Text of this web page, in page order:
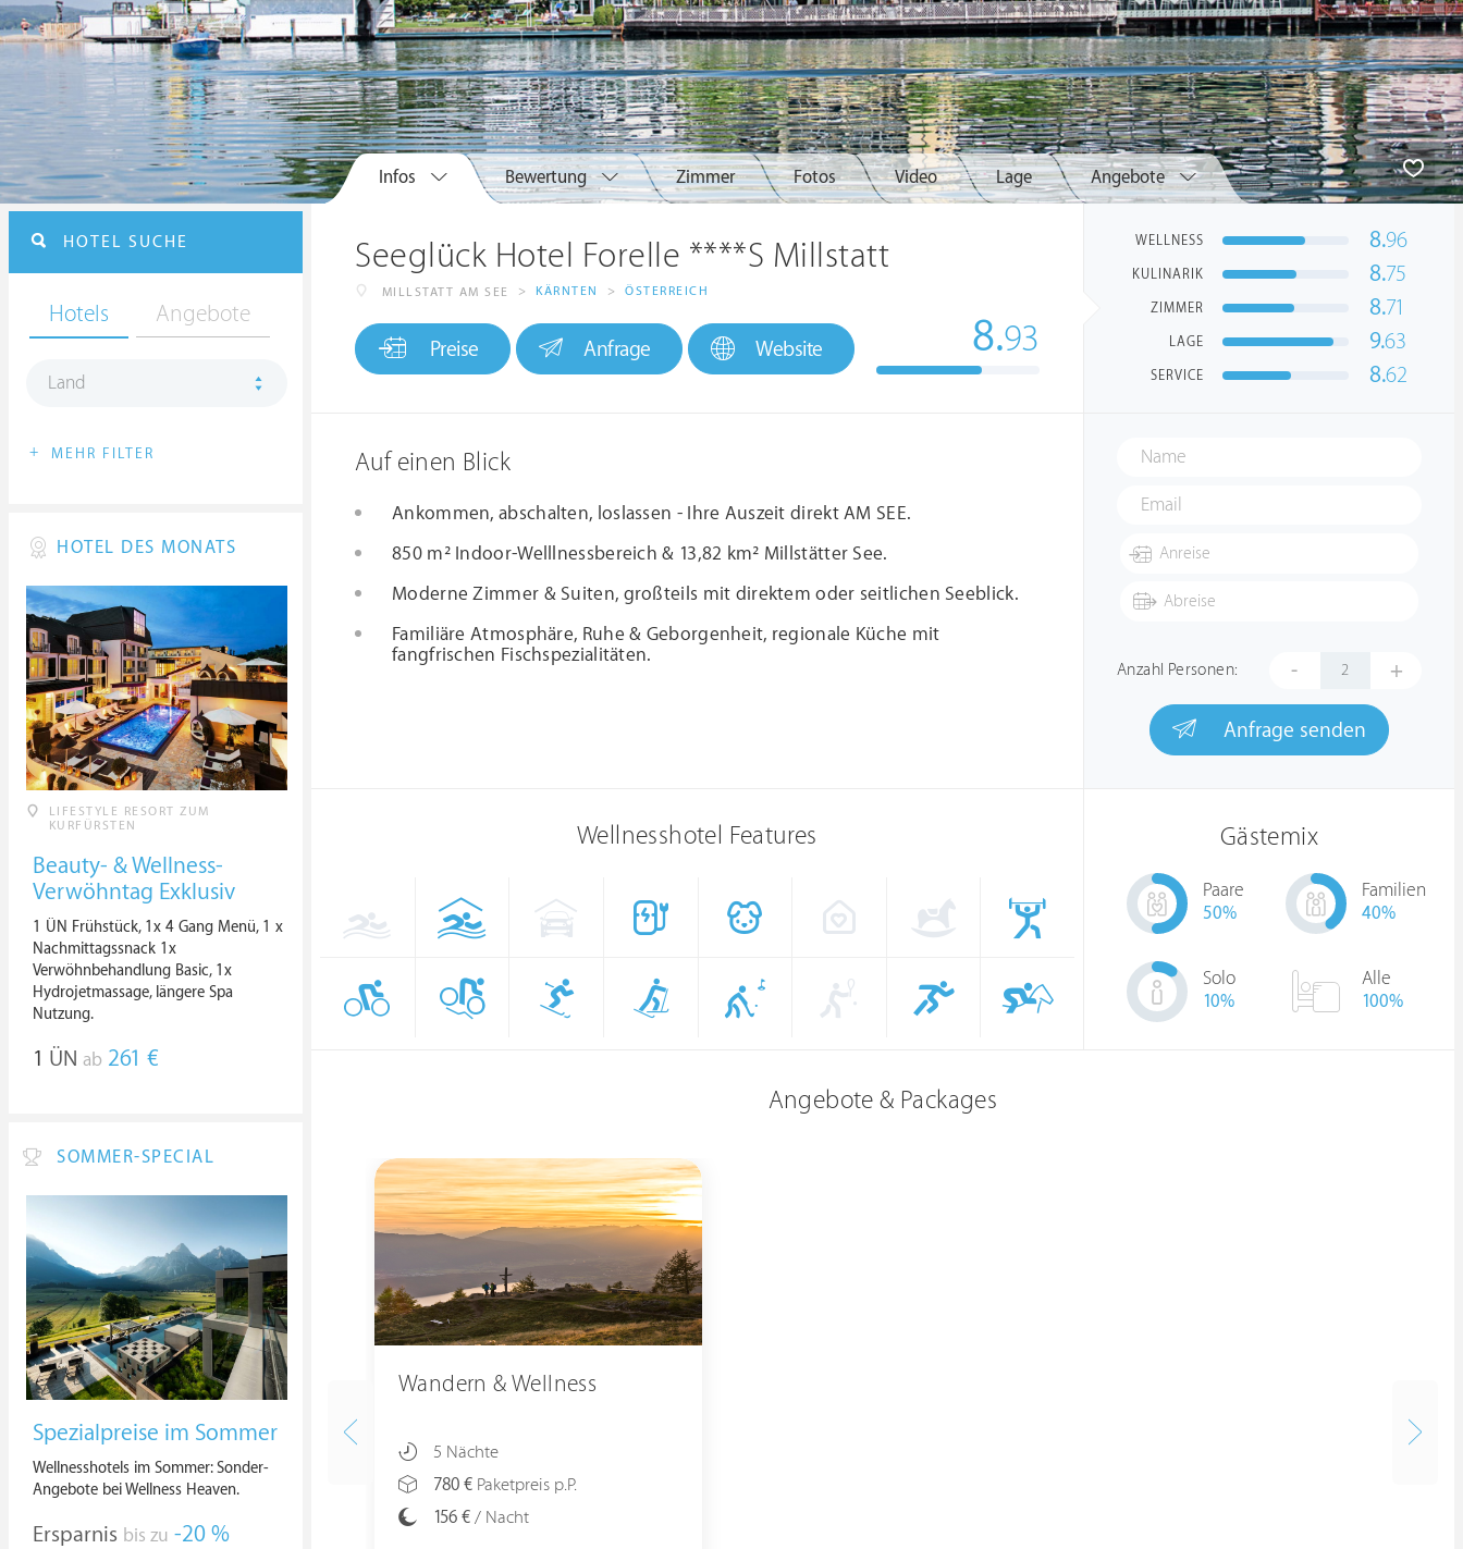
Infos Bewertung Zimmer Fotos Video Lage Angebote
Seeglück Hotel Forelle ****S Millstatt
MILLSTATT AM SEE > KÄRNTEN > ÖSTERREICH
Preise Anfrage Website 8.93
WELLNESS 8.96
KULINARIK 8.75
ZIMMER 8.71
LAGE 9.63
SERVICE 8.62
Auf einen Blick
Ankommen, abschalten, loslassen - Ihre Auszeit direkt AM SEE.
850 m² Indoor-Welllnessbereich & 13,82 km² Millstätter See.
Moderne Zimmer & Suiten, großteils mit direktem oder seitlichen Seeblick.
Familiäre Atmosphäre, Ruhe & Geborgenheit, regionale Küche mit
fangfrischen Fischspezialitäten.
Anzahl Personen: - +
Anfrage senden
Wellnesshotel Features Gästemix
Paare
50%
Familien
40%
Solo
10%
Alle
100%
Angebote & Packages
Wandern & Wellness
5 Nächte
780 € Paketpreis p.P.
156 € / Nacht
HOTEL SUCHE
Hotels Angebote
Land
+ MEHR FILTER
HOTEL DES MONATS
LIFESTYLE RESORT ZUM
KURFÜRSTEN
Beauty- & Wellness-
Verwöhntag Exklusiv
1 ÜN Frühstück, 1x 4 Gang Menü, 1 x
Nachmittagssnack 1x
Verwöhnbehandlung Basic, 1x
Hydrojetmassage, längere Spa
Nutzung.
1 ÜN ab 261 €
SOMMER-SPECIAL
Spezialpreise im Sommer
Wellnesshotels im Sommer: Sonder-
Angebote bei Wellness Heaven.
Ersparnis bis zu -20 %